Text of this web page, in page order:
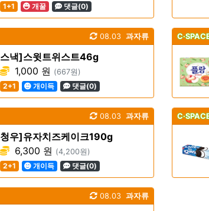
1+1
개꿀 댓글(0)
과자류
08.03
스낵]스윗트위스트46g
1,000 원 (667원)
2+1
개이득 댓글(0)
과자류
08.03
청우]유자치즈케이크190g
6,300 원 (4,200원)
2+1
개이득 댓글(0)
과자류
08.03